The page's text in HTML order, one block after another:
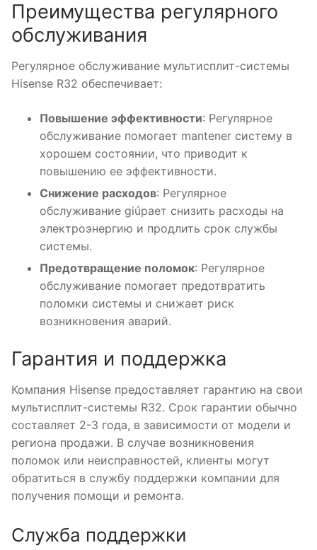
Преимущества регулярного
обслуживания
Регулярное обслуживание мультисплит-системы
Hisense R32 обеспечивает:
Повышение эффективности: Регулярное
обслуживание помогает mantener систему в
хорошем состоянии, что приводит к
повышению ее эффективности.
Снижение расходов: Регулярное
обслуживание giúpает снизить расходы на
электроэнергию и продлить срок службы
системы.
Предотвращение поломок: Регулярное
обслуживание помогает предотвратить
поломки системы и снижает риск
возникновения аварий.
Гарантия и поддержка
Компания Hisense предоставляет гарантию на свои
мультисплит-системы R32. Срок гарантии обычно
составляет 2-3 года, в зависимости от модели и
региона продажи. В случае возникновения
поломок или неисправностей, клиенты могут
обратиться в службу поддержки компании для
получения помощи и ремонта.
Служба поддержки